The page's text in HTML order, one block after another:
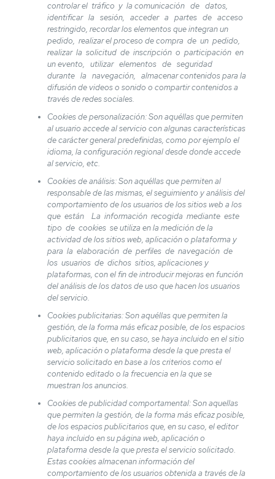
controlar el tráfico y la comunicación de datos,
identificar la sesión, acceder a partes de acceso
restringido, recordar los elementos que integran un
pedido, realizar el proceso de compra de un pedido,
realizar la solicitud de inscripción o participación en
un evento, utilizar elementos de seguridad
durante la navegación, almacenar contenidos para la
difusión de videos o sonido o compartir contenidos a
través de redes sociales.
Cookies de personalización: Son aquéllas que permiten
al usuario accede al servicio con algunas características
de carácter general predefinidas, como por ejemplo el
idioma, la configuración regional desde donde accede
al servicio, etc.
Cookies de análisis: Son aquéllas que permiten al
responsable de las mismas, el seguimiento y análisis del
comportamiento de los usuarios de los sitios web a los
que están La información recogida mediante este
tipo de cookies se utiliza en la medición de la
actividad de los sitios web, aplicación o plataforma y
para la elaboración de perfiles de navegación de
los usuarios de dichos sitios, aplicaciones y
plataformas, con el fin de introducir mejoras en función
del análisis de los datos de uso que hacen los usuarios
del servicio.
Cookies publicitarias: Son aquéllas que permiten la
gestión, de la forma más eficaz posible, de los espacios
publicitarios que, en su caso, se haya incluido en el sitio
web, aplicación o plataforma desde la que presta el
servicio solicitado en base a los criterios como el
contenido editado o la frecuencia en la que se
muestran los anuncios.
Cookies de publicidad comportamental: Son aquellas
que permiten la gestión, de la forma más eficaz posible,
de los espacios publicitarios que, en su caso, el editor
haya incluido en su página web, aplicación o
plataforma desde la que presta el servicio solicitado.
Estas cookies almacenan información del
comportamiento de los usuarios obtenida a través de la